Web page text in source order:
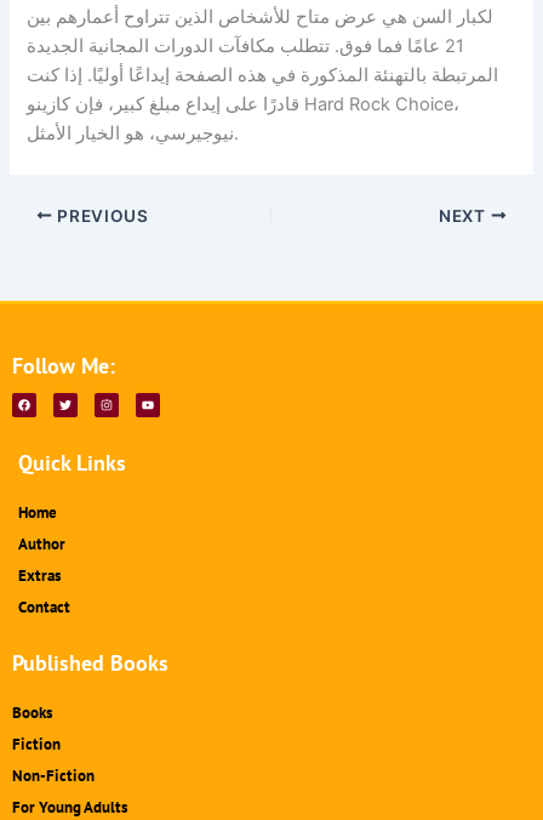
لكبار السن هي عرض متاح للأشخاص الذين تتراوح أعمارهم بين
21 عامًا فما فوق. تتطلب مكافآت الدورات المجانية الجديدة
المرتبطة بالتهنئة المذكورة في هذه الصفحة إيداعًا أوليًا. إذا كنت
قادرًا على إيداع مبلغ كبير، فإن كازينو Hard Rock Choice،
نيوجيرسي، هو الخيار الأمثل.
PREVIOUS NEXT
Follow Me:
F
a
c
o
o
T
w
i
e
r
I
n
s
g
r
Y
o
u
Quick Links
Home
Author
Extras
Contact
Published Books
Books
Fiction
Non-Fiction
For Young Adults